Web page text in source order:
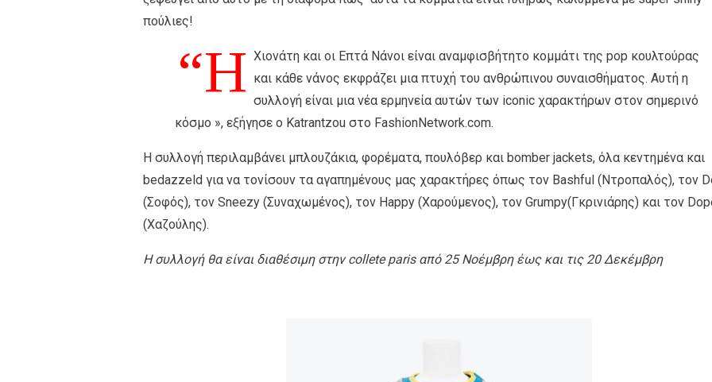
πούλιες!
“Η Χιονάτη και οι Επτά Νάνοι είναι αναμφισβήτητο κομμάτι της pop κουλτούρας
και κάθε νάνος εκφράζει μια πτυχή του ανθρώπινου συναισθήματος. Αυτή η
συλλογή είναι μια νέα ερμηνεία αυτών των iconic χαρακτήρων στον σημερινό
κόσμο », εξήγησε ο Katrantzou στο FashionNetwork.com.
Η συλλογή περιλαμβάνει μπλουζάκια, φορέματα, πουλόβερ και bomber jackets, όλα κεντημένα και
bedazzeld για να τονίσουν τα αγαπημένους μας χαρακτήρες όπως τον Bashful (Ντροπαλός), τον
(Σοφός), τον Sneezy (Συναχωμένος), τον Happy (Χαρούμενος), τον Grumpy(Γκρινιάρης) και τον
(Χαζούλης).
Η συλλογή θα είναι διαθέσιμη στην collete paris από 25 Νοέμβρη έως και τις 20 Δεκέμβρη